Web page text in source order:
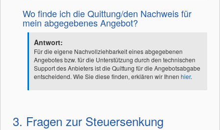
Wo finde ich die Quittung/den Nachweis für
mein abgegebenes Angebot?
Antwort:
Für die eigene Nachvollziehbarkeit eines abgegebenen
Angebotes bzw. für die Unterstützung durch den technischen
Support des Anbieters ist die Quittung für die Angebotsabgabe
entscheidend. Wie Sie diese finden, erklären wir Ihnen hier.
3. Fragen zur Steuersenkung